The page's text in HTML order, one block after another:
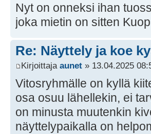
Nyt on onneksi ihan
joka mietin on sitten
Re: Näyttely ja koe
Kirjoittaja aunet » 13.04.2025
Vitosryhmälle on kyllä
osa osuu lähellekin, ei
on minusta muutenkin
näyttelypaikalla on